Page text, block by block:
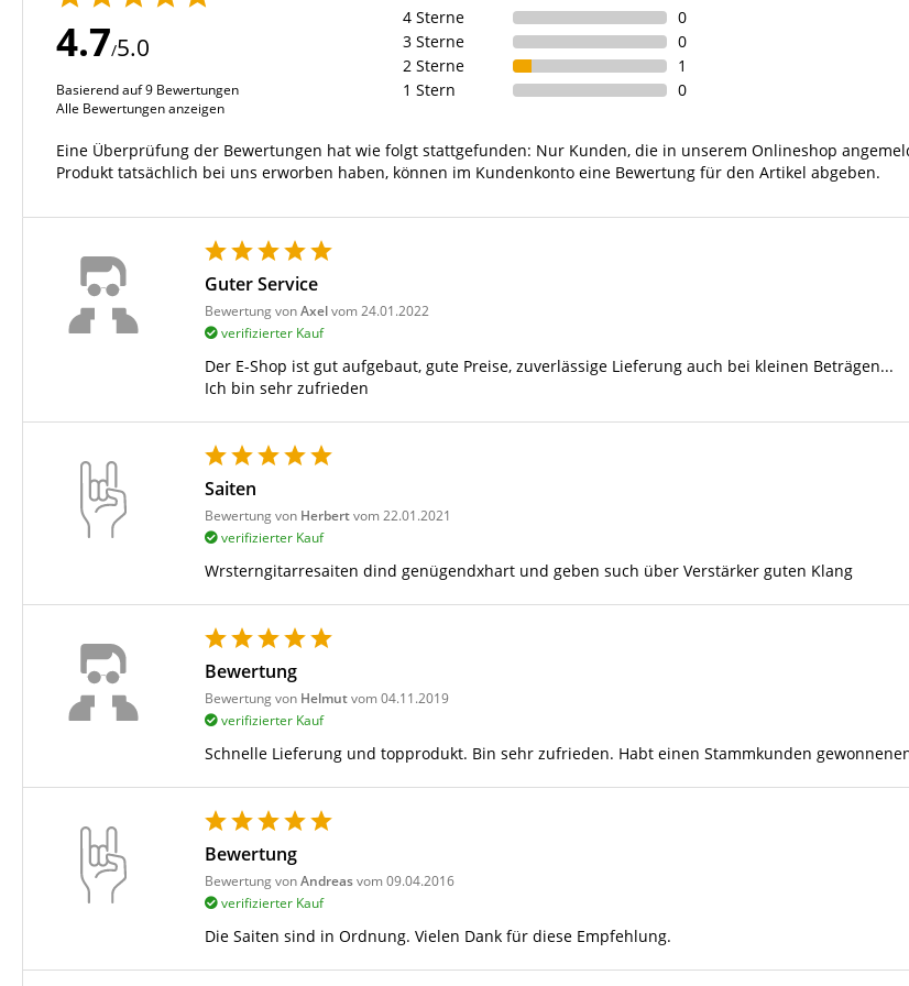
4.7/5.0
Basierend auf 9 Bewertungen
Alle Bewertungen anzeigen
4 Sterne
0
3 Sterne
0
2 Sterne
1
1 Stern
0
Eine Überprüfung der Bewertungen hat wie folgt stattgefunden: Nur Kunden, die in unserem Onlineshop
Produkt tatsächlich bei uns erworben haben, können im Kundenkonto eine Bewertung für den Artikel abgeben.
Guter Service
Bewertung vonAxelvom 24.01.2022
verifizierter Kauf
Der E-Shop ist gut aufgebaut, gute Preise, zuverlässige Lieferung auch bei kleinen Beträgen...
Ich bin sehr zufrieden
Saiten
Bewertung von Herbertvom 22.01.2021
verifizierter Kauf
Wrsterngitarresaiten dind genügendxhart und geben such über Verstärker guten Klang
Bewertung
Bewertung von Helmutvom 04.11.2019
verifizierter Kauf
Schnelle Lieferung und topprodukt. Bin sehr zufrieden. Habt einen Stammkunden
Bewertung
Bewertung vonAndreasvom 09.04.2016
verifizierter Kauf
Die Saiten sind in Ordnung. Vielen Dank für diese Empfehlung.